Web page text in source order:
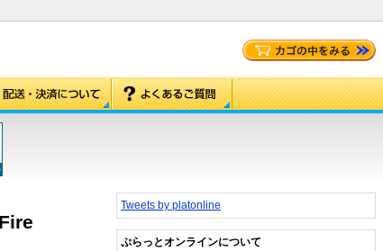
Tweets by platonline
ぷらっとオンラインについて